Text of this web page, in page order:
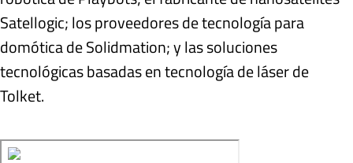
Satellogic; los proveedores de tecnología para
domótica de Solidmation; y las soluciones
tecnológicas basadas en tecnología de láser de
Tolket.